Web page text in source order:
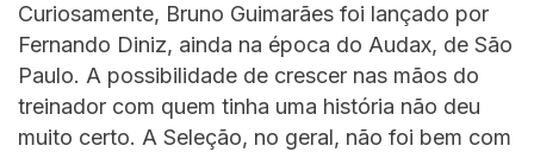
Curiosamente, Bruno Guimarães foi lançado por
Fernando Diniz, ainda na época do Audax, de São
Paulo. A possibilidade de crescer nas mãos do
treinador com quem tinha uma história não deu
muito certo. A Seleção, no geral, não foi bem com